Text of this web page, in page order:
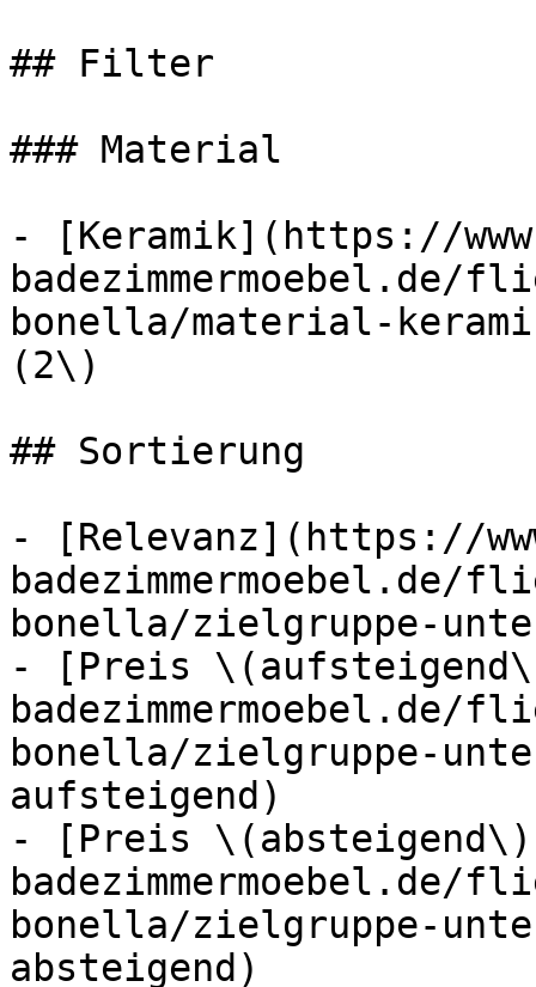
## Filter
### Material
- [Keramik](https://
bonella/material-
(2\)
## Sortierung
- [Relevanz](https://
bonella/zielgruppe-
- [Preis
bonella/zielgruppe-
aufsteigend)
- [Preis
bonella/zielgruppe-
absteigend)